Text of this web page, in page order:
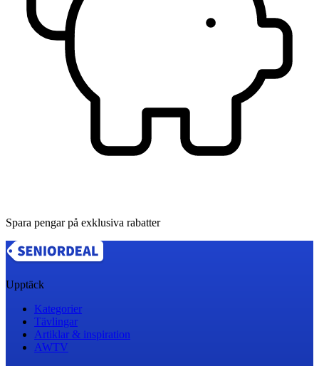
Spara pengar på exklusiva rabatter
Upptäck
Kategorier
Tävlingar
Artiklar & inspiration
AWTV